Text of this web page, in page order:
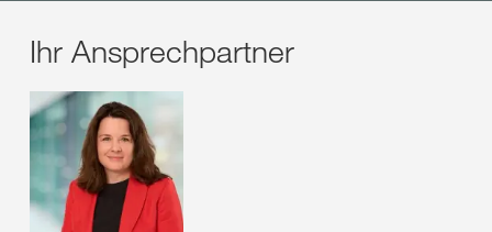
Ihr Ansprechpartner